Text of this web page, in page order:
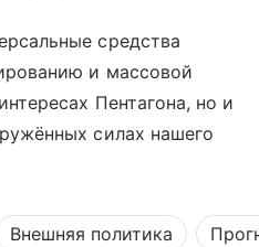
средства
и массовой
Пентагона, но и
силах нашего
Внешняя политика